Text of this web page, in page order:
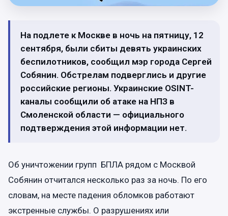
На подлете к Москве в ночь на пятницу, 12
сентября, были сбиты девять украинских
беспилотников, сообщил мэр города Сергей
Собянин. Обстрелам подверглись и другие
российские регионы. Украинские OSINT-
каналы сообщили об атаке на НПЗ в
Смоленской области — официального
подтверждения этой информации нет.
Об уничтожении групп БПЛА рядом с Москвой
Собянин отчитался несколько раз за ночь. По его
словам, на месте падения обломков работают
экстренные службы. О разрушениях или